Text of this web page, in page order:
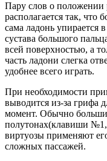
Пару слов о положении
располагается так, что
сама ладонь упирается
сустава большого
всей поверхностью, а
часть ладони слегка
удобнее всего играть.
При необходимости
выводится из-за
момент. Обычно
полутонах(клавиши
виртуозы применяют
сложных пассажей.